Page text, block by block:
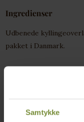
Samtykke
Ingredienser
Udbenede
pakket i Danmark.